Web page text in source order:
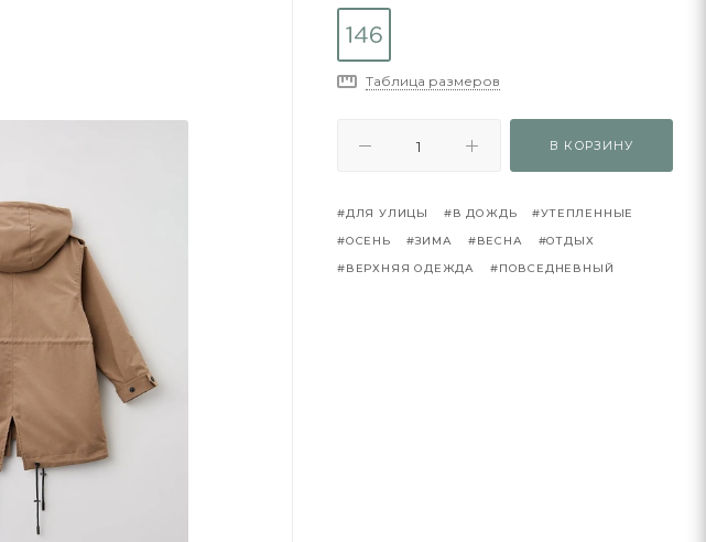
Таблица размеров
В КОРЗИНУ
#ДЛЯ УЛИЦЫ #В ДОЖДЬ
#УТЕПЛЕННЫЕ
#ОСЕНЬ
#ЗИМА #ВЕСНА
#ОТДЫХ
#ВЕРХНЯЯ ОДЕЖДА
#ПОВСЕДНЕВНЫЙ